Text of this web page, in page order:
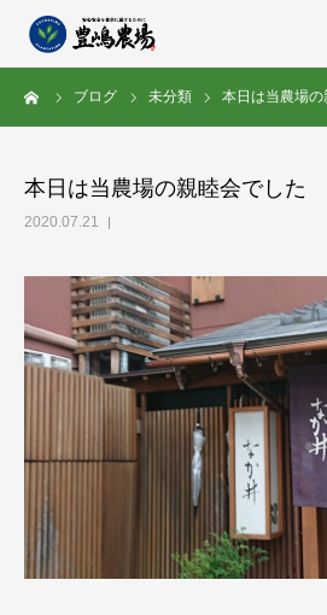
ブログ 未分類 本日は当農場
本日は当農場の親睦会でした
2020.07.21
豊嶋農場の想い
スタッフ紹介
求人情報
お問い合わせ